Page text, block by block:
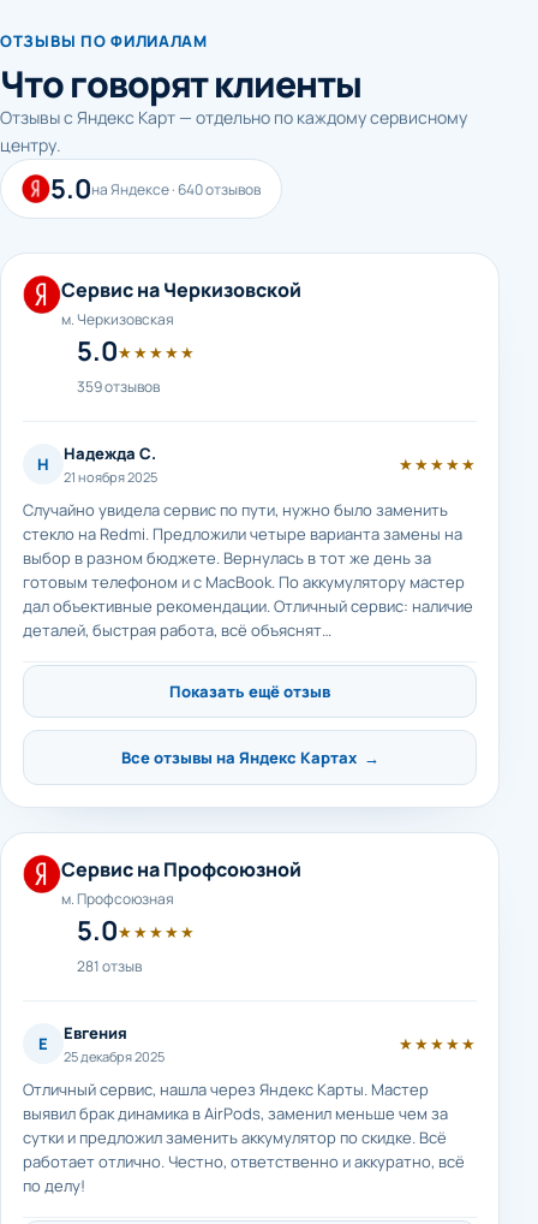
ОТЗЫВЫ ПО ФИЛИАЛАМ
Что говорят клиенты
Отзывы с Яндекс Карт — отдельно по каждому сервисному
центру.
5.0на Яндексе · 640 отзывов
Сервис на Черкизовской
м. Черкизовская
5.0★★★★★
359 отзывов
Н Надежда С.
21 ноября 2025
★★★★★
Случайно увидела сервис по пути, нужно было заменить
стекло на Redmi. Предложили четыре варианта замены на
выбор в разном бюджете. Вернулась в тот же день за
готовым телефоном и с MacBook. По аккумулятору мастер
дал объективные рекомендации. Отличный сервис: наличие
деталей, быстрая работа, всё объяснят…
Показать ещё отзыв
Все отзывы на Яндекс Картах →
Сервис на Профсоюзной
м. Профсоюзная
5.0★★★★★
281 отзыв
Е Евгения
25 декабря 2025
★★★★★
Отличный сервис, нашла через Яндекс Карты. Мастер
выявил брак динамика в AirPods, заменил меньше чем за
сутки и предложил заменить аккумулятор по скидке. Всё
работает отлично. Честно, ответственно и аккуратно, всё
по делу!